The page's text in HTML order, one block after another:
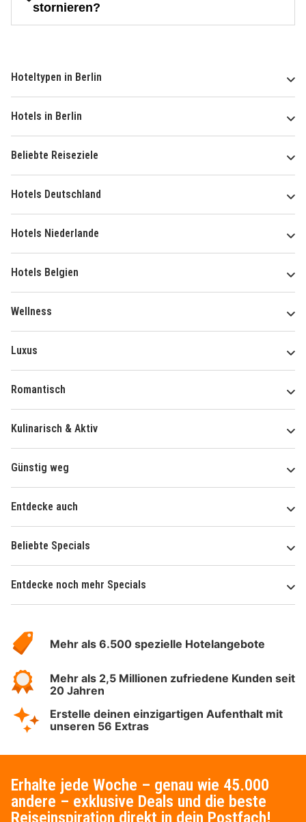
stornieren?
Hoteltypen in Berlin
Hotels in Berlin
Beliebte Reiseziele
Hotels Deutschland
Hotels Niederlande
Hotels Belgien
Wellness
Luxus
Romantisch
Kulinarisch & Aktiv
Günstig weg
Entdecke auch
Beliebte Specials
Entdecke noch mehr Specials
Hotelspecials
Mehr als 6.500 spezielle Hotelangebote
Mehr als 2,5 Millionen zufriedene Kunden seit
20 Jahren
Erstelle deinen einzigartigen Aufenthalt mit
unseren 56 Extras
Erhalte jede Woche – genau wie 45.000
andere – exklusive Deals und die beste
Reiseinspiration direkt in dein Postfach!